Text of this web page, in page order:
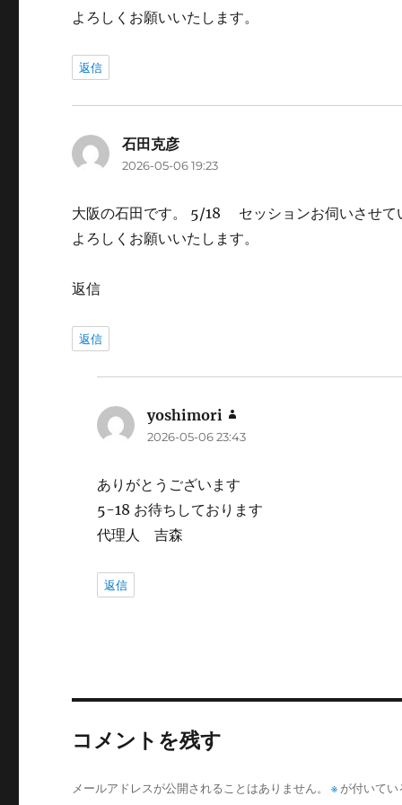
よろしくお願いいたします。
返信
石田克彦
り:
2026-05-06 19:23
大阪の石田です。 5/18 セッションお伺いさせて
よろしくお願いいたします。
返信
返信
yoshimori
り:
2026-05-06 23:43
ありがとうございます
5-18 お待ちしております
代理人 吉森
返信
コメントを残す
メールアドレスが公開されることはありません。 ※ が付いて